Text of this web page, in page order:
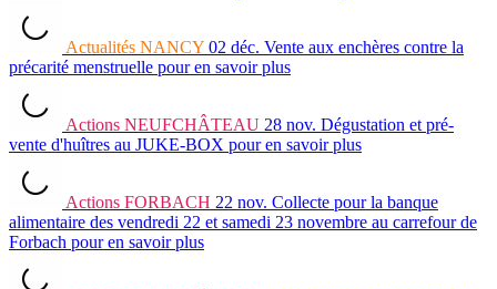
Actualités NANCY 02 déc. Vente aux enchères contre la
précarité menstruelle pour en savoir plus
Actions NEUFCHÂTEAU 28 nov. Dégustation et pré-
vente d'huîtres au JUKE-BOX pour en savoir plus
Actions FORBACH 22 nov. Collecte pour la banque
alimentaire des vendredi 22 et samedi 23 novembre au carrefour de
Forbach pour en savoir plus